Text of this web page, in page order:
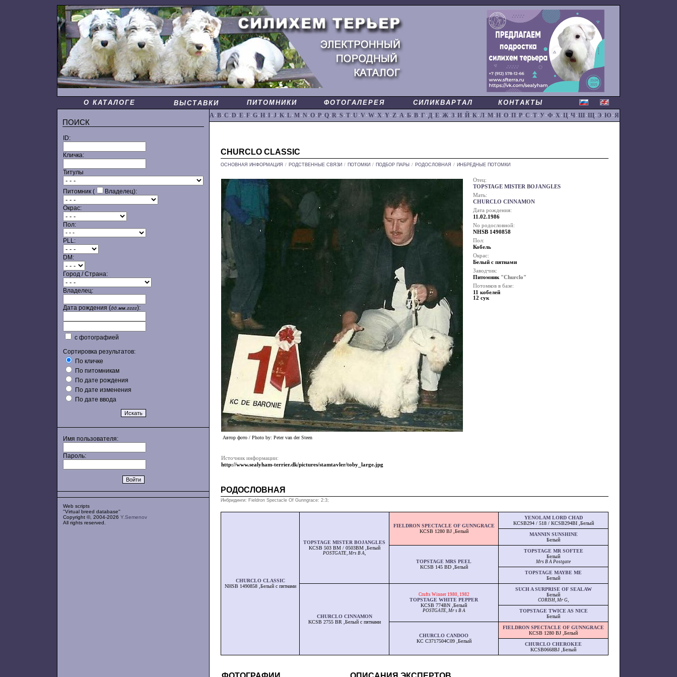
О КАТАЛОГЕ ВЫСТАВКИ ПИТОМНИКИ ФОТОГАЛЕРЕЯ СИЛИКВАРТАЛ КОНТАКТЫ
ПОИСК
ID:
Кличка:
Титулы
Питомник ( Владелец):
Окрас:
Пол:
PLL:
DM:
Город / Страна:
Владелец:
Дата рождения (дд.мм.гггг):
с фотографией
Сортировка результатов:
По кличке
По питомникам
По дате рождения
По дате изменения
По дате ввода
Имя пользователя:
Пароль:
Web scripts
''Virtual breed database''
Copyright ©, 2004-2026 Y.Semenov
All rights reserved.
A·B·C ·D ·E·F·G·H·I ·J·K·L·M·N·O·P·Q·R·S ·T·U ·V·W·X·Y ·Z·А·Б·В·Г ·Д·Е·Ж·З·И·Й·К·Л·М·Н·О·П·Р·С ·Т·У·Ф·Х·Ц·Ч·Ш·Щ· Э·Ю ·Я
CHURCLO CLASSIC
ОСНОВНАЯ ИНФОРМАЦИЯ / РОДСТВЕННЫЕ СВЯЗИ / ПОТОМКИ / ПОДБОР ПАРЫ / РОДОСЛОВНАЯ / ИНБРЕДНЫЕ ПОТОМКИ
Автор фото / Photo by: Peter van der Steen
Отец:
TOPSTAGE MISTER BOJANGLES
Мать:
CHURCLO CINNAMON
Дата рождения:
11.02.1986
No родословной:
NHSB 1490858
Пол:
Кобель
Окрас:
Белый с пятнами
Заводчик:
Питомник "Churclo"
Потомков в базе:
11 кобелей
12 сук
Источник информации:
http://www.sealyham-terrier.dk/pictures/stamtavler/toby_large.jpg
РОДОСЛОВНАЯ
Инбридинги: Fieldron Spectacle Of Gunngrace: 2:3;
CHURCLO CLASSIC
NHSB 1490858 ,Белый с пятнами
TOPSTAGE MISTER BOJANGLES
KCSB 503 BM / 0503BM ,Белый
POSTGATE, Mrs B A,
FIELDRON SPECTACLE OF GUNNGRACE
KCSB 1280 BJ ,Белый
YENOLAM LORD CHAD
KCSB294 / 518 / KCSB294BI ,Белый
MANNIN SUNSHINE
Белый
TOPSTAGE MRS PEEL
KCSB 145 BD ,Белый
TOPSTAGE MR SOFTEE
Белый
Mrs B A Postgate
TOPSTAGE MAYBE ME
Белый
CHURCLO CINNAMON
KCSB 2755 BR ,Белый с пятнами
Crufts Winner 1980, 1982
TOPSTAGE WHITE PEPPER
KCSB 774BN ,Белый
POSTGATE, Mr s B A
SUCH A SURPRISE OF SEALAW
Белый
CORISH, Mr G,
TOPSTAGE TWICE AS NICE
Белый
CHURCLO CANDOO
KC C3717504C09 ,Белый
FIELDRON SPECTACLE OF GUNNGRACE
KCSB 1280 BJ ,Белый
CHURCLO CHEROKEE
KCSB0668BJ ,Белый